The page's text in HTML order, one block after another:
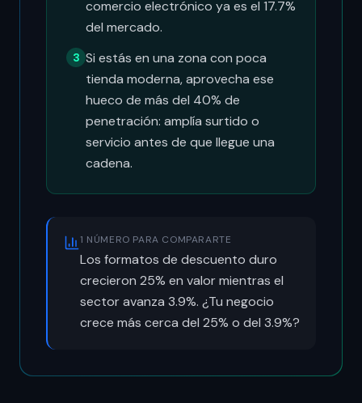
comercio electrónico ya es el 17.7%
del mercado.
3 Si estás en una zona con poca
tienda moderna, aprovecha ese
hueco de más del 40% de
penetración: amplía surtido o
servicio antes de que llegue una
cadena.
1 NÚMERO PARA COMPARARTE
Los formatos de descuento duro
crecieron 25% en valor mientras el
sector avanza 3.9%. ¿Tu negocio
crece más cerca del 25% o del 3.9%?